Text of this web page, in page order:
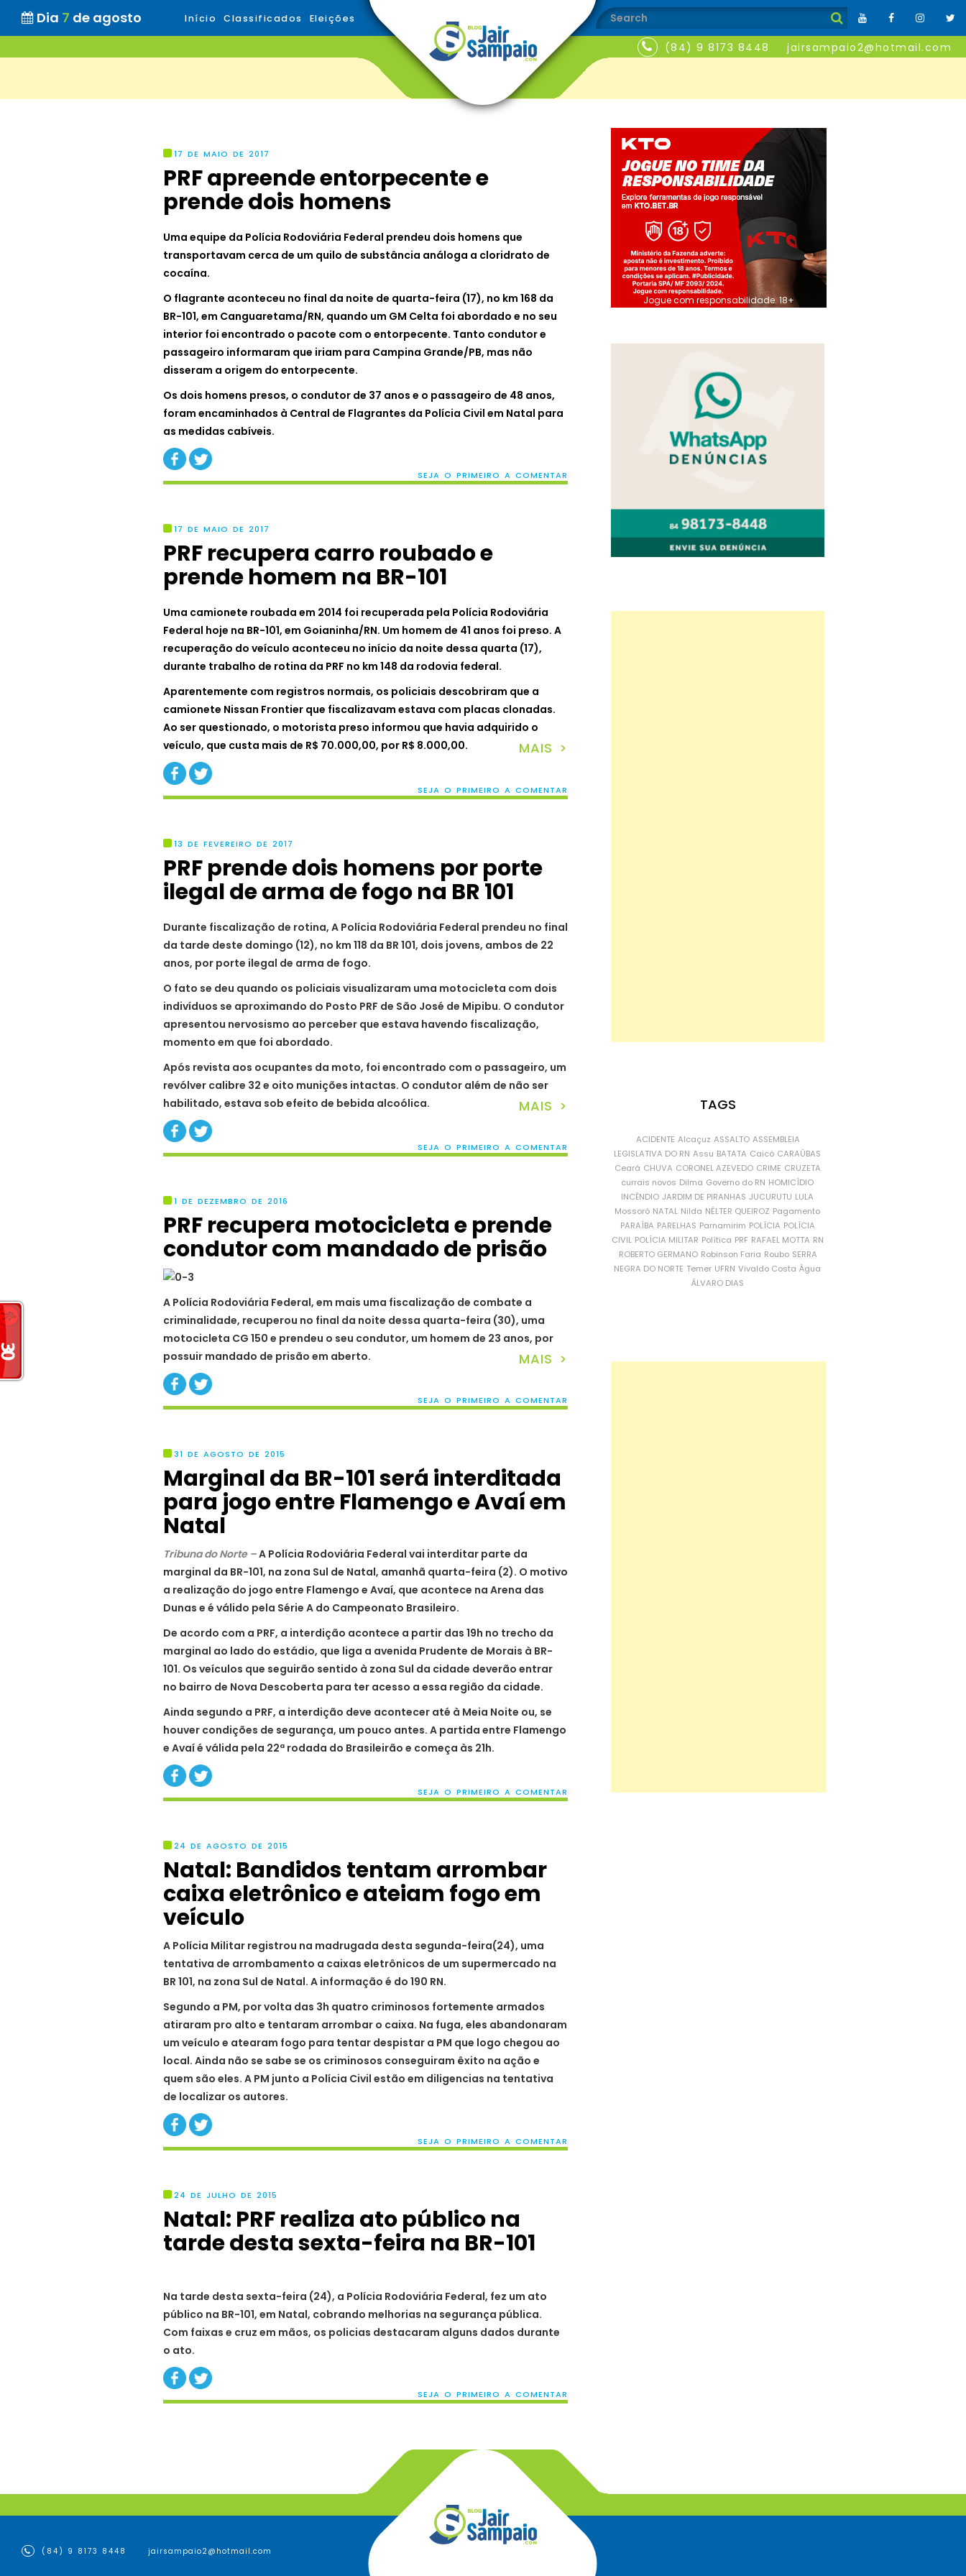
Dia 7 de agosto Início Classificados Eleições
(84) 9 8173 8448 jairsampaio2@hotmail.com
17 DE MAIO DE 2017
PRF apreende entorpecente e
prende dois homens
Uma equipe da Polícia Rodoviária Federal prendeu dois homens que
transportavam cerca de um quilo de substância análoga a cloridrato de
cocaína.
O flagrante aconteceu no final da noite de quarta-feira (17), no km 168 da
BR-101, em Canguaretama/RN, quando um GM Celta foi abordado e no seu
interior foi encontrado o pacote com o entorpecente. Tanto condutor e
passageiro informaram que iriam para Campina Grande/PB, mas não
disseram a origem do entorpecente.
Os dois homens presos, o condutor de 37 anos e o passageiro de 48 anos,
foram encaminhados à Central de Flagrantes da Polícia Civil em Natal para
as medidas cabíveis.
SEJA O PRIMEIRO A COMENTAR
17 DE MAIO DE 2017
PRF recupera carro roubado e
prende homem na BR-101
Uma camionete roubada em 2014 foi recuperada pela Polícia Rodoviária
Federal hoje na BR-101, em Goianinha/RN. Um homem de 41 anos foi preso. A
recuperação do veículo aconteceu no início da noite dessa quarta (17),
durante trabalho de rotina da PRF no km 148 da rodovia federal.
Aparentemente com registros normais, os policiais descobriram que a
camionete Nissan Frontier que fiscalizavam estava com placas clonadas.
Ao ser questionado, o motorista preso informou que havia adquirido o
veículo, que custa mais de R$ 70.000,00, por R$ 8.000,00.
MAIS >
SEJA O PRIMEIRO A COMENTAR
13 DE FEVEREIRO DE 2017
PRF prende dois homens por porte
ilegal de arma de fogo na BR 101
Durante fiscalização de rotina, A Polícia Rodoviária Federal prendeu no final
da tarde deste domingo (12), no km 118 da BR 101, dois jovens, ambos de 22
anos, por porte ilegal de arma de fogo.
O fato se deu quando os policiais visualizaram uma motocicleta com dois
indivíduos se aproximando do Posto PRF de São José de Mipibu. O condutor
apresentou nervosismo ao perceber que estava havendo fiscalização,
momento em que foi abordado.
Após revista aos ocupantes da moto, foi encontrado com o passageiro, um
revólver calibre 32 e oito munições intactas. O condutor além de não ser
habilitado, estava sob efeito de bebida alcoólica.
MAIS >
SEJA O PRIMEIRO A COMENTAR
1 DE DEZEMBRO DE 2016
PRF recupera motocicleta e prende
condutor com mandado de prisão
A Polícia Rodoviária Federal, em mais uma fiscalização de combate a
criminalidade, recuperou no final da noite dessa quarta-feira (30), uma
motocicleta CG 150 e prendeu o seu condutor, um homem de 23 anos, por
possuir mandado de prisão em aberto.
MAIS >
SEJA O PRIMEIRO A COMENTAR
31 DE AGOSTO DE 2015
Marginal da BR-101 será interditada
para jogo entre Flamengo e Avaí em
Natal
Tribuna do Norte –A Polícia Rodoviária Federal vai interditar parte da
marginal da BR-101, na zona Sul de Natal, amanhã quarta-feira (2). O motivo
a realização do jogo entre Flamengo e Avaí, que acontece na Arena das
Dunas e é válido pela Série A do Campeonato Brasileiro.
De acordo com a PRF, a interdição acontece a partir das 19h no trecho da
marginal ao lado do estádio, que liga a avenida Prudente de Morais à BR-
101. Os veículos que seguirão sentido à zona Sul da cidade deverão entrar
no bairro de Nova Descoberta para ter acesso a essa região da cidade.
Ainda segundo a PRF, a interdição deve acontecer até à Meia Noite ou, se
houver condições de segurança, um pouco antes. A partida entre Flamengo
e Avaí é válida pela 22ª rodada do Brasileirão e começa às 21h.
SEJA O PRIMEIRO A COMENTAR
24 DE AGOSTO DE 2015
Natal: Bandidos tentam arrombar
caixa eletrônico e ateiam fogo em
veículo
A Polícia Militar registrou na madrugada desta segunda-feira(24), uma
tentativa de arrombamento a caixas eletrônicos de um supermercado na
BR 101, na zona Sul de Natal. A informação é do 190 RN.
Segundo a PM, por volta das 3h quatro criminosos fortemente armados
atiraram pro alto e tentaram arrombar o caixa. Na fuga, eles abandonaram
um veículo e atearam fogo para tentar despistar a PM que logo chegou ao
local. Ainda não se sabe se os criminosos conseguiram êxito na ação e
quem são eles. A PM junto a Polícia Civil estão em diligencias na tentativa
de localizar os autores.
SEJA O PRIMEIRO A COMENTAR
24 DE JULHO DE 2015
Natal: PRF realiza ato público na
tarde desta sexta-feira na BR-101
Na tarde desta sexta-feira (24), a Polícia Rodoviária Federal, fez um ato
público na BR-101, em Natal, cobrando melhorias na segurança pública.
Com faixas e cruz em mãos, os policias destacaram alguns dados durante
o ato.
SEJA O PRIMEIRO A COMENTAR
Jogue com responsabilidade. 18+
TAGS
ACIDENTE Alcaçuz ASSALTO ASSEMBLEIA
LEGISLATIVA DO RN Assu BATATA Caicó CARAÚBAS
Ceará CHUVA CORONEL AZEVEDO CRIME CRUZETA
currais novos Dilma Governo do RN HOMICÍDIO
INCÊNDIO JARDIM DE PIRANHAS JUCURUTU LULA
Mossoró NATAL Nilda NÉLTER QUEIROZ Pagamento
PARAÍBA PARELHAS Parnamirim POLÍCIA POLÍCIA
CIVIL POLÍCIA MILITAR Política PRF RAFAEL MOTTA RN
ROBERTO GERMANO Robinson Faria Roubo SERRA
NEGRA DO NORTE Temer UFRN Vivaldo Costa Água
ÁLVARO DIAS
(84) 9 8173 8448 jairsampaio2@hotmail.com